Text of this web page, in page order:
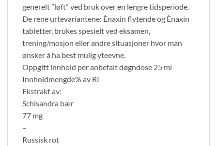
generelt ”løft” ved bruk over en lengre tidsperiode.
De rene urtevariantene: Ènaxin flytende og Ènaxin
tabletter, brukes spesielt ved eksamen,
trening/mosjon eller andre situasjoner hvor man
ønsker å ha best mulig yteevne.
Oppgitt innhold per anbefalt døgndose 25 ml
Innholdmengde% av RI
Ekstrakt av:
Schisandra bær
77 mg
–
Russisk rot